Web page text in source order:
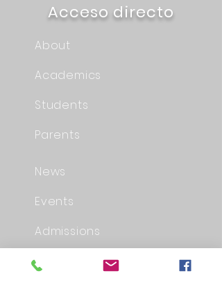
Acceso directo
About
Academics
Students
Parents
News
Events
Admissions
Contact